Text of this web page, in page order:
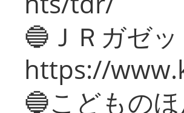
🔵ＪＲガゼッ
https://
🔵こどもの